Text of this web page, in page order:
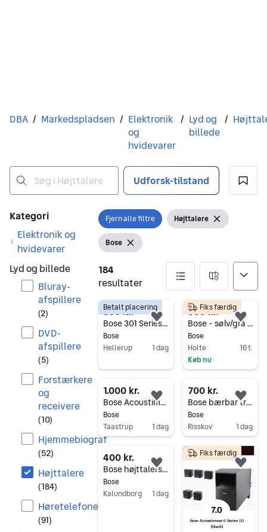
Du er her
DBA / Markedspladsen / Elektronik
og
hvidevarer
/ Lyd og
billede
/
Udforsk-tilstand
Filtre
Kategori
Elektronik og
hvidevarer
Lyd og billede
Bluray-
afspillere
(2)
DVD-
afspillere
(5)
Forstærkere
og
receivere
(10)
Hjemmebiograf
(52)
Højttalere
(184)
Høretelefoner
(91)
Åbn filter
Fjern alle filtre Vis filter
Højttalere Fjern filter
Vis filter
Bose Fjern filter
184
resultater
184 resultater
800 kr.
Bose 301 Series III højttalere, hvid
Bose
Hellerup
1 dag
Betalt placering
Føj til favoritter.
Gå til annoncen
395 kr.
Bose - sølv/grå højtalere
Bose
Holte
16 t.
Køb nu
Fiks færdig
Føj
1.000 kr.
Bose Acoustimass 5 serie V
Bose
Taastrup
1 dag
Føj til favoritter.
Gå til annoncen
700 kr.
Bose bærbar trådløs højttaler sort original oplader følger med
Bose
Risskov
1 dag
Føj
Gå til annoncen
400 kr.
Bose højttalersæt med subwoofer og kabler
Bose
Kalundborg
1 dag
Føj til favoritter.
Gå til annoncen
Fiks færdig
Føj